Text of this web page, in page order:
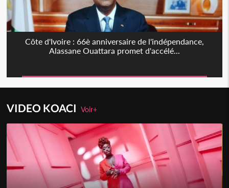
Côte d'Ivoire : 66è anniversaire de l'indépendance,
Alassane Ouattara promet d'accélé...
VIDEO KOACIVoir+